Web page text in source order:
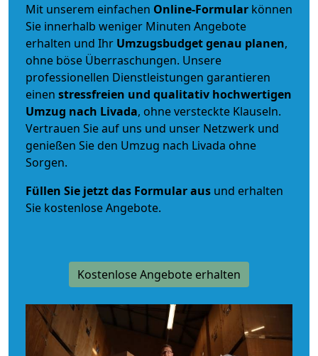
Mit unserem einfachen Online-Formular können
Sie innerhalb weniger Minuten Angebote
erhalten und Ihr Umzugsbudgetgenau planen,
ohne böse Überraschungen. Unsere
professionellen Dienstleistungen garantieren
einen stressfreien und qualitativ hochwertigen
Umzug nach Livada, ohne versteckte Klauseln.
Vertrauen Sie auf uns und unser Netzwerk und
genießen Sie den Umzug nach Livada ohne
Sorgen.
Füllen Sie jetzt das Formular aus und erhalten
Sie kostenlose Angebote.
Kostenlose Angebote erhalten